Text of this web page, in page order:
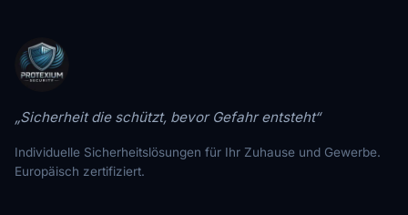
„Sicherheit die schützt, bevor Gefahr entsteht“
Individuelle Sicherheitslösungen für Ihr Zuhause und Gewerbe.
Europäisch zertifiziert.